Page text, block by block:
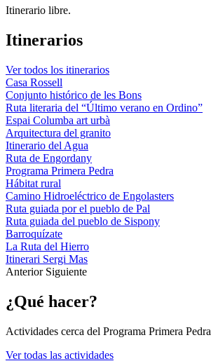
Itinerario libre.
Itinerarios
Ver todos los itinerarios
Casa Rossell
Conjunto histórico de les Bons
Ruta literaria del “Último verano en Ordino”
Espai Columba art urbà
Arquitectura del granito
Itinerario del Agua
Ruta de Engordany
Programa Primera Pedra
Hábitat rural
Camino Hidroeléctrico de Engolasters
Ruta guiada por el pueblo de Pal
Ruta guiada del pueblo de Sispony
Barroquízate
La Ruta del Hierro
Itinerari Sergi Mas
Anterior Siguiente
¿Qué hacer?
Actividades cerca del Programa Primera Pedra
Ver todas las actividades